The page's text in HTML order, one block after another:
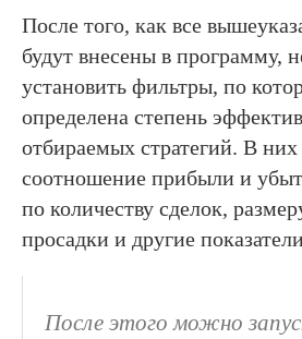
После того, как все
будут внесены в программу,
установить фильтры, по
определена степень
отбираемых стратегий. В
соотношение прибыли и
по количеству сделок,
просадки и другие
После этого можно